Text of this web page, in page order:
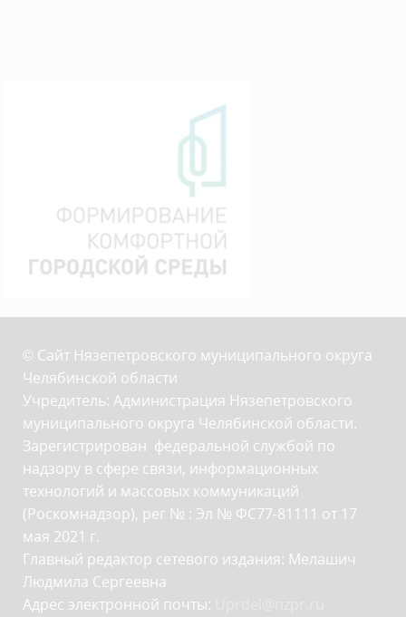
© Сайт Нязепетровского муниципального округа
Челябинской области
Учредитель: Администрация Нязепетровского
муниципального округа Челябинской области.
Зарегистрирован федеральной службой по
надзору в сфере связи, информационных
технологий и массовых коммуникаций
(Роскомнадзор), рег № : Эл № ФС77-81111 от 17
мая 2021 г.
Главный редактор сетевого издания: Мелашич
Людмила Сергеевна
Адрес электронной почты: